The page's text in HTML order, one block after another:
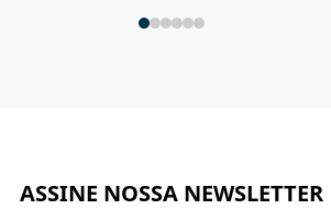
ASSINE NOSSA NEWSLETTER